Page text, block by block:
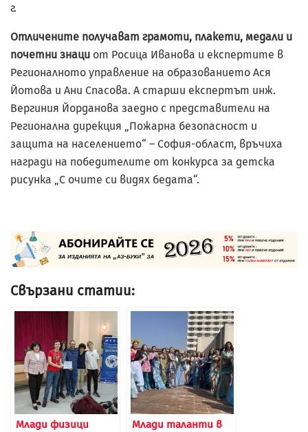
г.
Отличените получават грамоти, плакети, медали и
почетни знаци от Росица Иванова и експертите в
Регионалното управление на образованието Ася
Йотова и Ани Спасова. А старши експертът инж.
Вергиния Йорданова заедно с представители на
Регионална дирекция „Пожарна безопасност и
защита на населението“ – София-област, връчиха
награди на победителите от конкурса за детска
рисунка „С очите си видях бедата“.
Свързани статии:
Млади физици
Млади таланти в